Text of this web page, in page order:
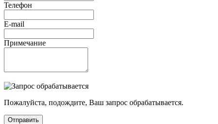
Телефон
E-mail
Примечание
Пожалуйста, подождите, Ваш запрос обрабатывается.
Отправить